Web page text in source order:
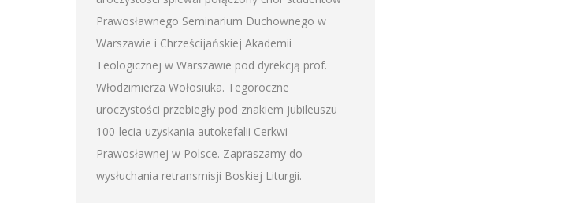
Prawosławnego Seminarium Duchownego w
Warszawie i Chrześcijańskiej Akademii
Teologicznej w Warszawie pod dyrekcją prof.
Włodzimierza Wołosiuka. Tegoroczne
uroczystości przebiegły pod znakiem jubileuszu
100-lecia uzyskania autokefalii Cerkwi
Prawosławnej w Polsce. Zapraszamy do
wysłuchania retransmisji Boskiej Liturgii.